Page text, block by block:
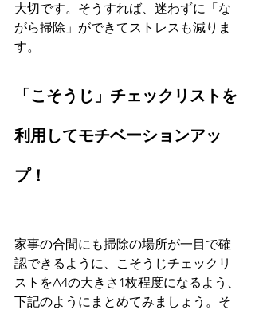
大切です。そうすれば、迷わずに「な
がら掃除」ができてストレスも減りま
す。
「こそうじ」チェックリストを
利用してモチベーションアッ
プ！
家事の合間にも掃除の場所が一目で確
認できるように、こそうじチェックリ
ストをA4の大きさ1枚程度になるよう、
下記のようにまとめてみましょう。そ